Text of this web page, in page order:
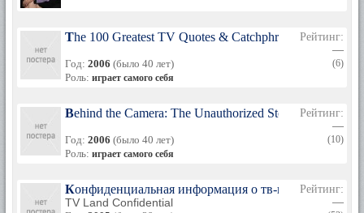
The 100 Greatest TV Quotes & Catchphrases
Год: 2006 (было 40 лет)
Роль: играет самого себя
Рейтинг:
—
(6)
Behind the Camera: The Unauthorized Story of 'Diff'rent
Год: 2006 (было 40 лет)
Роль: играет самого себя
Рейтинг:
—
(10)
Конфиденциальная информация о тв-шоу
TV Land Confidential
Рейтинг:
—